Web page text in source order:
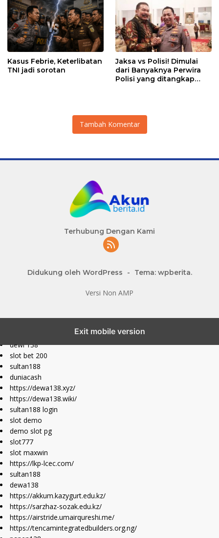
Kasus Febrie, Keterlibatan
TNI jadi sorotan
Jaksa vs Polisi! Dimulai
dari Banyaknya Perwira
Polisi yang ditangkap
Tambah Komentar
Terhubung Dengan Kami
Didukung oleh WordPress - Tema: wpberita.
Versi Non AMP
Exit mobile version
dewi 138
slot bet 200
sultan188
duniacash
https://dewa138.xyz/
https://dewa138.wiki/
sultan188 login
slot demo
demo slot pg
slot777
slot maxwin
https://lkp-lcec.com/
sultan188
dewa138
https://akkum.kazygurt.edu.kz/
https://sarzhaz-sozak.edu.kz/
https://airstride.umairqureshi.me/
https://tencamintegratedbuilders.org.ng/